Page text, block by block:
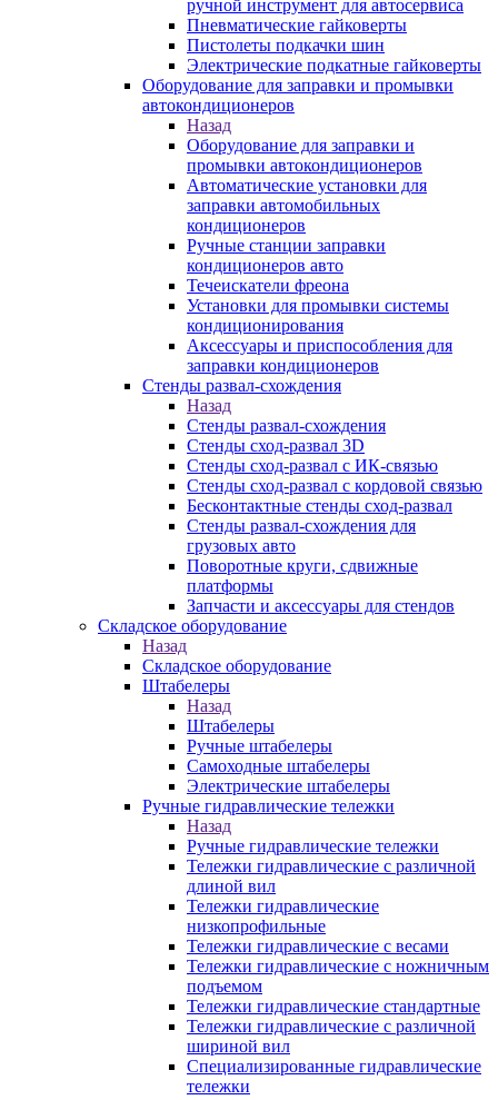
ручной инструмент для автосервиса
Пневматические гайковерты
Пистолеты подкачки шин
Электрические подкатные гайковерты
Оборудование для заправки и промывки
автокондиционеров
Назад
Оборудование для заправки и
промывки автокондиционеров
Автоматические установки для
заправки автомобильных
кондиционеров
Ручные станции заправки
кондиционеров авто
Течеискатели фреона
Установки для промывки системы
кондиционирования
Аксессуары и приспособления для
заправки кондиционеров
Стенды развал-схождения
Назад
Стенды развал-схождения
Стенды сход-развал 3D
Стенды сход-развал с ИК-связью
Стенды сход-развал с кордовой связью
Бесконтактные стенды сход-развал
Стенды развал-схождения для
грузовых авто
Поворотные круги, сдвижные
платформы
Запчасти и аксессуары для стендов
Складское оборудование
Назад
Складское оборудование
Штабелеры
Назад
Штабелеры
Ручные штабелеры
Самоходные штабелеры
Электрические штабелеры
Ручные гидравлические тележки
Назад
Ручные гидравлические тележки
Тележки гидравлические с различной
длиной вил
Тележки гидравлические
низкопрофильные
Тележки гидравлические с весами
Тележки гидравлические с ножничным
подъемом
Тележки гидравлические стандартные
Тележки гидравлические с различной
шириной вил
Специализированные гидравлические
тележки